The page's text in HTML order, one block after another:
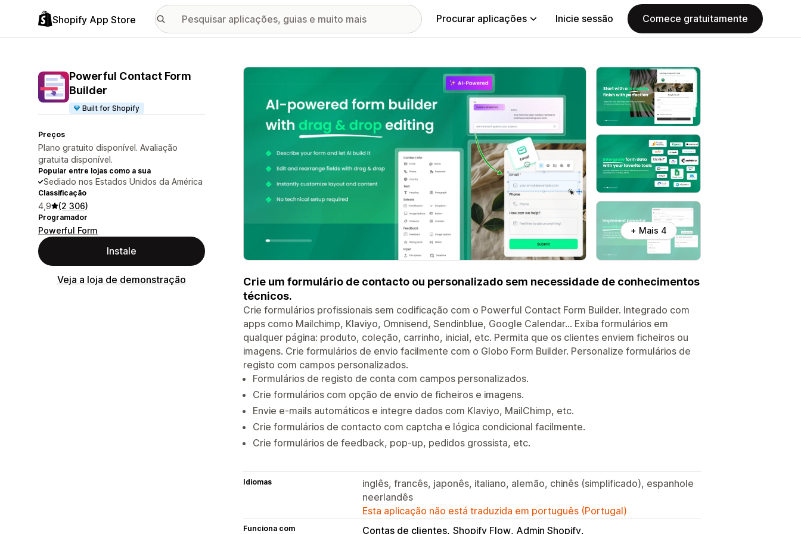
Shopify App Store Procurar aplicações Inicie sessão Comece gratuitamente
Powerful Contact Form
Builder
Built for Shopify
Preços
Plano gratuito disponível. Avaliação
gratuita disponível.
Popular entre lojas como a sua
Sediado nos Estados Unidos da América
Classificação
4,9 (2 306)
Programador
Powerful Form
Instale
Veja a loja de demonstração
Galeria de imagens em destaque
+ Mais 4
Crie um formulário de contacto ou personalizado sem necessidade de conhecimentos
técnicos.
Crie formulários profissionais sem codificação com o Powerful Contact Form Builder. Integrado com
apps como Mailchimp, Klaviyo, Omnisend, Sendinblue, Google Calendar... Exiba formulários em
qualquer página: produto, coleção, carrinho, inicial, etc. Permita que os clientes enviem ficheiros ou
imagens. Crie formulários de envio facilmente com o Globo Form Builder. Personalize formulários de
registo com campos personalizados.
Formulários de registo de conta com campos personalizados.
Crie formulários com opção de envio de ficheiros e imagens.
Envie e-mails automáticos e integre dados com Klaviyo, MailChimp, etc.
Crie formulários de contacto com captcha e lógica condicional facilmente.
Crie formulários de feedback, pop-up, pedidos grossista, etc.
Idiomas
inglês, francês, japonês, italiano, alemão, chinês (simplificado), espanhole
neerlandês
Esta aplicação não está traduzida em português (Portugal)
Funciona com Contas de clientes Shopify Flow Admin Shopify